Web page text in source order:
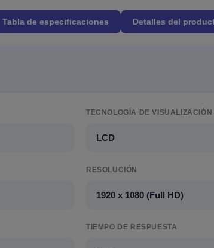
Tabla de especificaciones Detalles del
TECNOLOGÍA DE VISUALIZACIÓN
LCD
RESOLUCIÓN
1920 x 1080 (Full HD)
TIEMPO DE RESPUESTA